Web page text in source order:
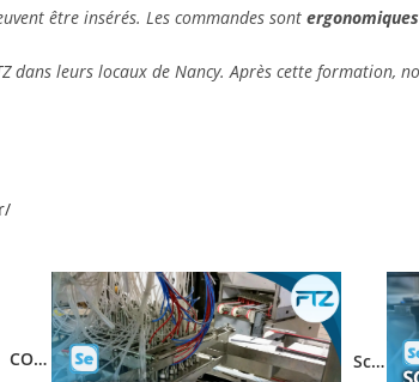
être insérés. Les commandes sont ergonomiques
leurs locaux de Nancy. Après cette formation,
COUGNAUD optimise ses armoires électriques avec FTZ SchemELECT simplifie le travail de NECTRA